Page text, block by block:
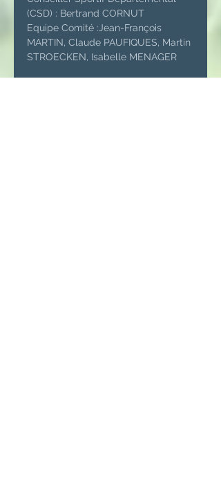
(CSD) : Bertrand CORNUT
Equipe Comité :Jean-François
MARTIN, Claude PAUFIQUES, Martin
STROECKEN, Isabelle MENAGER